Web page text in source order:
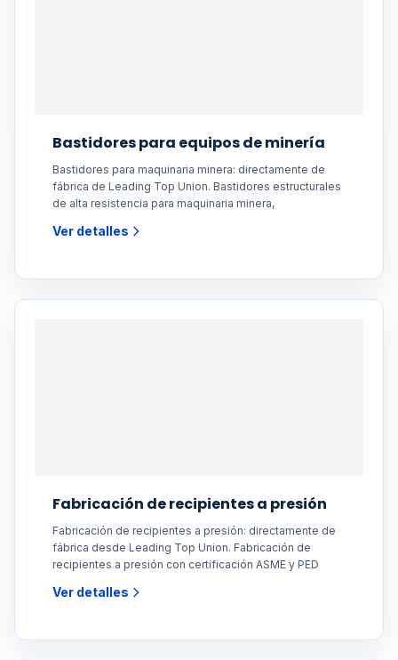
Bastidores para equipos de minería
Bastidores para maquinaria minera: directamente de
fábrica de Leading Top Union. Bastidores estructurales
de alta resistencia para maquinaria minera,
Ver detalles
Fabricación de recipientes a presión
Fabricación de recipientes a presión: directamente de
fábrica desde Leading Top Union. Fabricación de
recipientes a presión con certificación ASME y PED
Ver detalles